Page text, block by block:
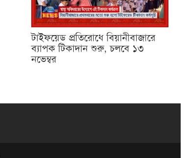
টাইফয়েড প্রতিরোধে বিয়ানীবাজারে
ব্যাপক টিকাদান শুরু, চলবে ১৩
নভেম্বর